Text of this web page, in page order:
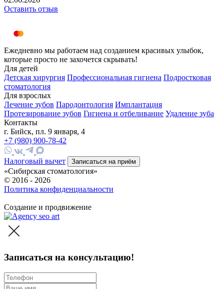
Оставить отзыв
Ежедневно мы работаем над созданием красивых улыбок,
которые просто не захочется скрывать!
Для детей
Детская хирургия Профессиональная гигиена Подростковая
стоматология
Для взрослых
Лечение зубов Пародонтология Имплантация
Протезирование зубов Гигиена и отбеливание Удаление зуба
Контакты
г. Бийск, пл. 9 января, 4
+7 (980) 900-78-42
Налоговый вычет Записаться на приём
«Сибирская стоматология»
© 2016 - 2026
Политика конфиденциальности
Создание и продвижение
Записаться на консультацию!